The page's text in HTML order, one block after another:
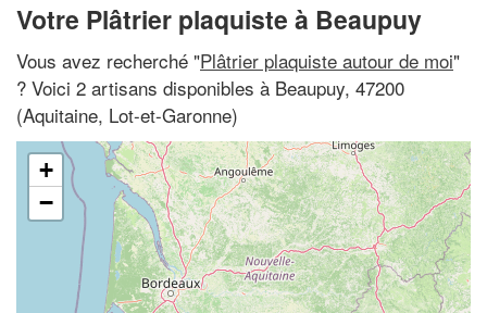
Votre Plâtrier plaquiste à Beaupuy
Vous avez recherché "Plâtrier plaquiste autour de moi"
? Voici 2 artisans disponibles à Beaupuy, 47200
(Aquitaine, Lot-et-Garonne)
+
−